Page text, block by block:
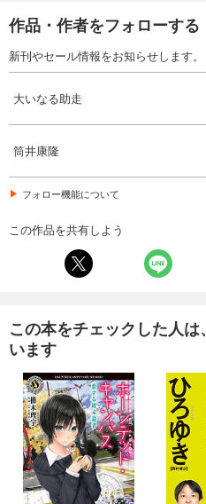
作品・作者をフォローする
新刊やセール情報をお知らせします。
大いなる助走
筒井康隆
フォロー機能について
この作品を共有しよう
この本をチェックした人
います